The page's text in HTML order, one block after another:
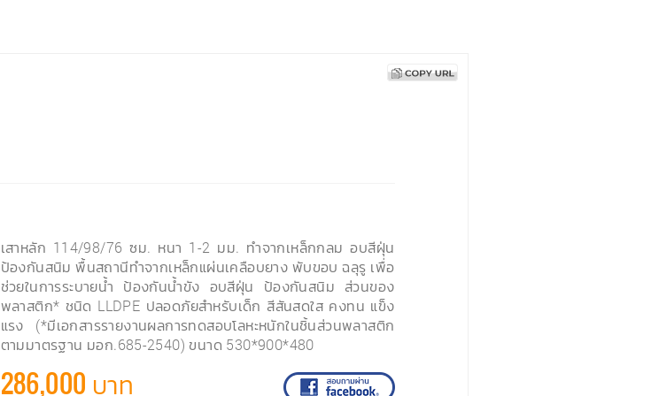
เสาหลัก 114/98/76 ซม. หนา 1-2 มม. ทำจากเหล็กกลม อบสีฝุ่น
ป้องกันสนิม พื้นสถานีทำจากเหล็กแผ่นเคลือบยาง พับขอบ ฉลุรู เพื่อ
ช่วยในการระบายน้ำ ป้องกันน้ำขัง อบสีฝุ่น ป้องกันสนิม ส่วนของ
พลาสติก* ชนิด LLDPE ปลอดภัยสำหรับเด็ก สีสันสดใส คงทน แข็ง
แรง (*มีเอกสารรายงานผลการทดสอบโลหะหนักในชิ้นส่วนพลาสติก
ตามมาตรฐาน มอก.685-2540) ขนาด 530*900*480
286,000 บาท